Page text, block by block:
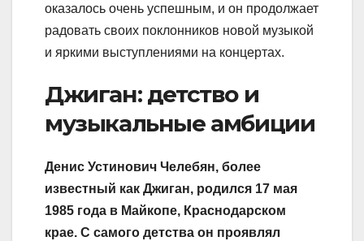
оказалось очень успешным, и он продолжает
радовать своих поклонников новой музыкой
и яркими выступлениями на концертах.
Джиган: детство и
музыкальные амбиции
Денис Устинович Челебян, более
известный как Джиган, родился 17 мая
1985 года в Майкопе, Краснодарском
крае. С самого детства он проявлял